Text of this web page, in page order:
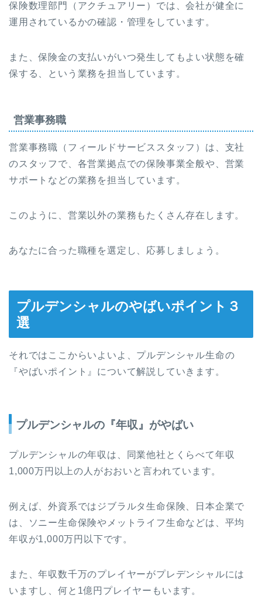
保険数理部門（アクチュアリー）では、会社が健全に
運用されているかの確認・管理をしています。
また、保険金の支払いがいつ発生してもよい状態を確
保する、という業務を担当しています。
営業事務職
営業事務職（フィールドサービススタッフ）は、支社
のスタッフで、各営業拠点での保険事業全般や、営業
サポートなどの業務を担当しています。
このように、営業以外の業務もたくさん存在します。
あなたに合った職種を選定し、応募しましょう。
プルデンシャルのやばいポイント３
選
それではここからいよいよ、プルデンシャル生命の
『やばいポイント』について解説していきます。
プルデンシャルの『年収』がやばい
プルデンシャルの年収は、同業他社とくらべて年収
1,000万円以上の人がおおいと言われています。
例えば、外資系ではジブラルタ生命保険、日本企業で
は、ソニー生命保険やメットライフ生命などは、平均
年収が1,000万円以下です。
また、年収数千万のプレイヤーがプレデンシャルには
いますし、何と1億円プレイヤーもいます。